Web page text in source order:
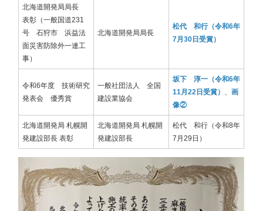
北海道開発局局長
表彰​​​​​​（一般国道231
号 石狩市 浜益法
面災害防除外一連工
事）​​​​​​​
北海道開発局局長
松代 和行（令和6年
7月30日受賞）
令和6年度 技術研究
発表会 優秀賞
一般社団法人 全国
建設業協会
坂下 淳一（令和6年
11月22日受賞）
、画
像②
北海道開発局 札幌開
発建設部長 表彰
北海道開発局 札幌開
発建設部長
松代 和行（令和8年
7月29日）​​​​​​​